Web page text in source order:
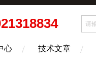
心 技术文章